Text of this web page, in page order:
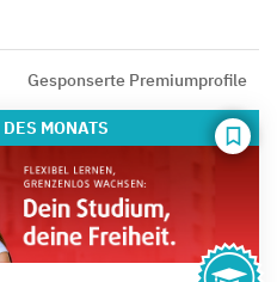
Gesponserte Premiumprofile
DES MONATS